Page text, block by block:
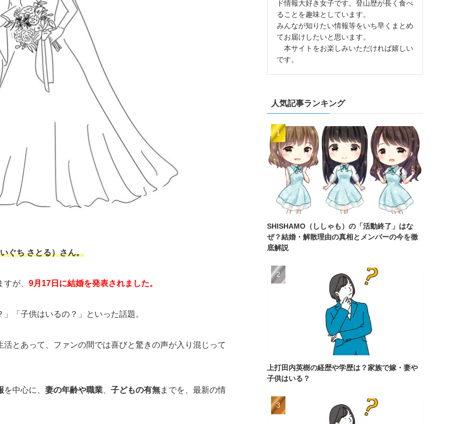
ぐち さとる）さん。
が、 9月17日に結婚を発表されました。
「子供はいるの？」といった話題。
とあって、ファンの間では喜びと驚きの声が入り混じって
を中心に、 妻の年齢や職業 子どもの有無までを、最新の情
ド情報大好き女子です。登山歴が長く食べ
ることを趣味としています。
みんなが知りたい情報等をいち早くまとめ
てお届けしたいと思います。
本サイトをお楽しみいただければ嬉しい
です。
人気記事ランキング
SHISHAMO（ししゃも）の「活動終了」はな
ぜ？結婚・解散理由の真相とメンバーの今を徹
底解説
上打田内英樹の経歴や学歴は？家族で嫁・妻や
子供はいる？